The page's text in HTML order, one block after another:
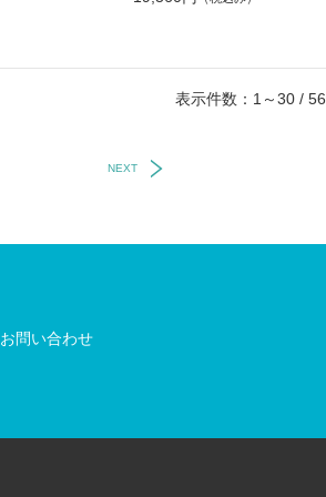
表示件数：1～30 / 56
NEXT
お問い合わせ